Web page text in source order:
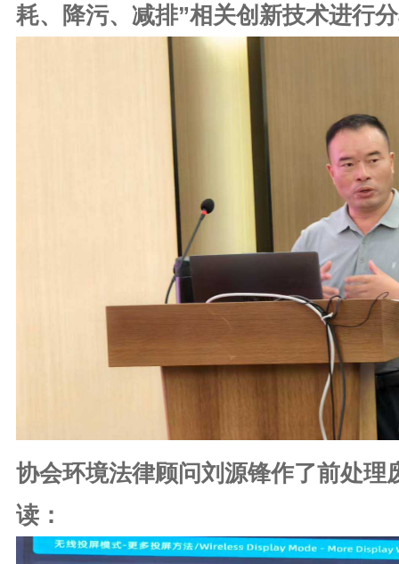
耗、降污、减排”相关创新技术进行
协会环境法律顾问刘源锋作了前处理
读：